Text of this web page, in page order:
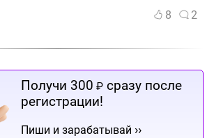
8 2
Получи 300 ₽ сразу после
регистрации!
Пиши и зарабатывай ››